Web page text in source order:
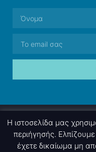
Η ιστοσελίδα μας
περιήγησής.
έχετε δικαίωμα μη